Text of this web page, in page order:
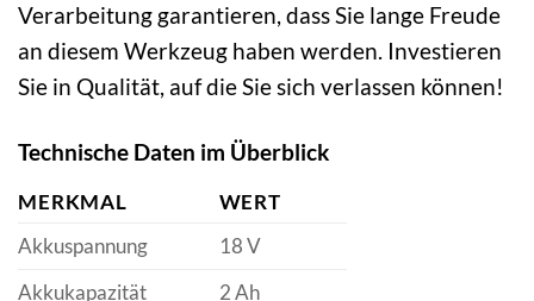
Verarbeitung garantieren, dass Sie lange Freude
an diesem Werkzeug haben werden. Investieren
Sie in Qualität, auf die Sie sich verlassen können!
Technische Daten im Überblick
MERKMAL
WERT
Akkuspannung
18 V
Akkukapazität
2 Ah